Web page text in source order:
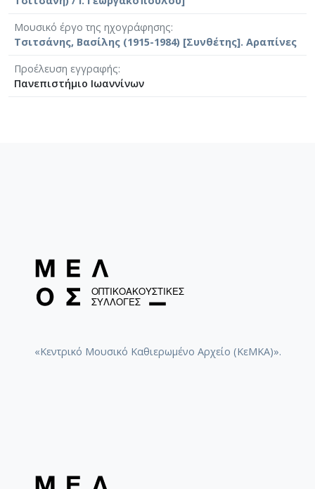
Μουσικό έργο της ηχογράφησης
Τσιτσάνης, Βασίλης (1915-1984) [Συνθέτης]. Αραπίνες
Προέλευση εγγραφής
Πανεπιστήμιο Ιωαννίνων
«Κεντρικό Μουσικό Καθιερωμένο Αρχείο (ΚεΜΚΑ)».